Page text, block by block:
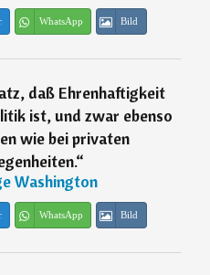
WhatsApp Bild
daß Ehrenhaftigkeit
ist, und zwar ebenso
wie bei privaten
“
Washington
WhatsApp Bild